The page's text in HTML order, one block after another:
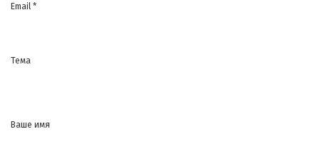
Email *
Тема
Ваше имя